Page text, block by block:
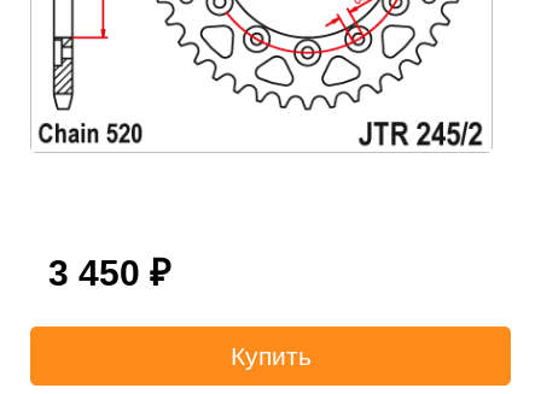
3 450 ₽